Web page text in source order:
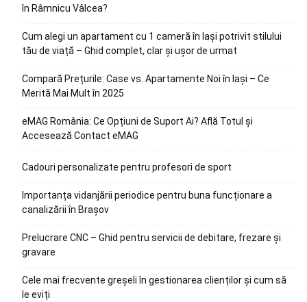
în Râmnicu Vâlcea?
Cum alegi un apartament cu 1 cameră în Iași potrivit stilului
tău de viață – Ghid complet, clar și ușor de urmat
Compară Prețurile: Case vs. Apartamente Noi în Iași – Ce
Merită Mai Mult în 2025
eMAG România: Ce Opțiuni de Suport Ai? Află Totul și
Accesează Contact eMAG
Cadouri personalizate pentru profesori de sport
Importanța vidanjării periodice pentru buna funcționare a
canalizării în Brașov
Prelucrare CNC – Ghid pentru servicii de debitare, frezare și
gravare
Cele mai frecvente greșeli în gestionarea clienților și cum să
le eviți